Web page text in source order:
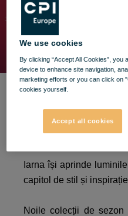
Sezonul de
strălucește
Iarna își aprinde
capitol de stil și
Noile colecții de sezon
We use cookies
By clicking “Accept All Cookies”,
device to enhance site navigation,
marketing efforts or you can click on
cookies yourself.
Accept all cookies